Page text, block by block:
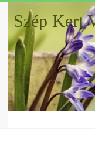
Szép Kert